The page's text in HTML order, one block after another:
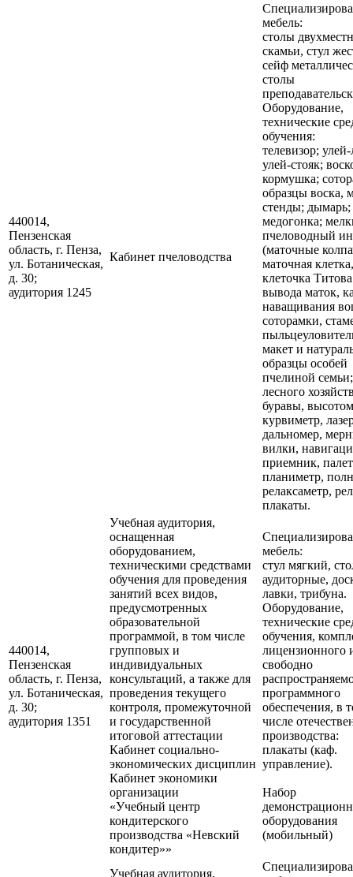
440014,
Пензенская
область, г. Пенза,
ул. Ботаническая,
д. 30;
аудитория 1245
Кабинет пчеловодства
мебель:
столы
скамьи, стул
сейф
столы
Оборудование,
технические
обучения:
телевизор;
улей-стояк;
кормушка;
образцы воска,
стенды; дымарь;
медогонка;
пчеловодный
(маточные
маточная клетка,
клеточка
вывода маток,
наващивания
соторамки,
макет и
образцы особей
пчелиной
лесного
буравы,
курвиметр,
дальномер,
вилки,
приемник,
планиметр,
релаксаметр,
плакаты.
440014,
Пензенская
область, г. Пенза,
ул. Ботаническая,
д. 30;
аудитория 1351
Учебная аудитория,
оснащенная
оборудованием,
техническими средствами
обучения для проведения
занятий всех видов,
предусмотренных
образовательной
программой, в том числе
групповых и
индивидуальных
консультаций, а также для
проведения текущего
контроля, промежуточной
и государственной
итоговой аттестации
Кабинет социально-
экономических дисциплин
Кабинет экономики
организации
«Учебный центр
кондитерского
производства «Невский
кондитер»»
мебель:
стул мягкий,
аудиторные,
лавки, трибуна.
Оборудование,
технические
обучения,
лицензионного
свободно
программного
обеспечения, в
числе
производства:
плакаты (каф.
управление).
Набор
оборудования
(мобильный)
Учебная аудитория,